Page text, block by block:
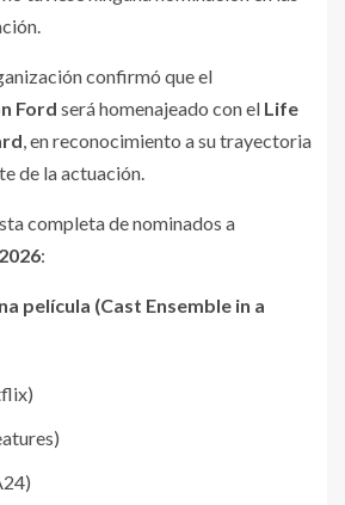
confirmó que el
Ford será homenajeado con el Life
, en reconocimiento a su trayectoria
de la actuación.
completa de nominados a
:
película (Cast Ensemble in a